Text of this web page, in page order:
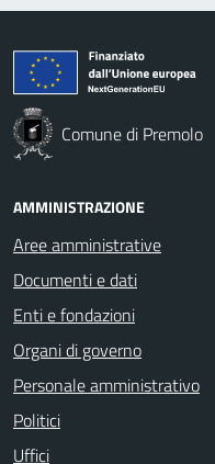
Comune di Premolo
AMMINISTRAZIONE
Aree amministrative
Documenti e dati
Enti e fondazioni
Organi di governo
Personale amministrativo
Politici
Uffici